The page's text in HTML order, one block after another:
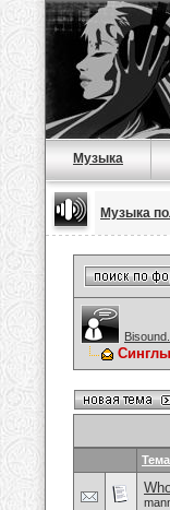
Музыка
Музыка
Тема